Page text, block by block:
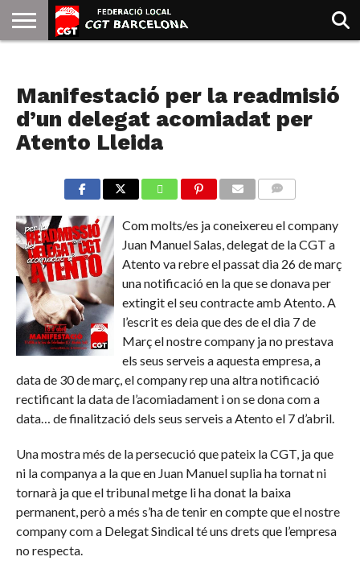
GOLDMAN
Manifestació per la readmisió
d’un delegat acomiadat per
Atento Lleida
Com molts/es ja coneixereu el company
Juan Manuel Salas, delegat de la CGT a
Atento va rebre el passat dia 26 de març
una notificació en la que se donava per
extingit el seu contracte amb Atento. A
l’escrit es deia que des de el dia 7 de
Març el nostre company ja no prestava
els seus serveis a aquesta empresa, a
data de 30 de març, el company rep una altra notificació
rectificant la data de l’acomiadament i on se dona com a
data… de finalització dels seus serveis a Atento el 7 d’abril.
Una mostra més de la persecució que pateix la CGT, ja que
ni la companya a la que en Juan Manuel suplia ha tornat ni
tornarà ja que el tribunal metge li ha donat la baixa
permanent, però a més s’ha de tenir en compte que el nostre
company com a Delegat Sindical té uns drets que l’empresa
no respecta.